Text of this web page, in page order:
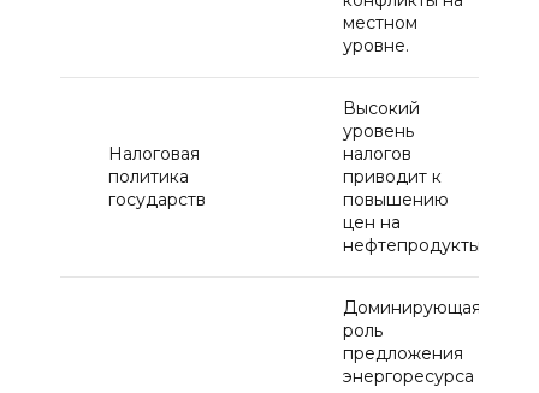
местном
уровне.
Налоговая
политика
государств
Высокий
уровень
налогов
приводит к
повышению
цен на
нефтепродукты
Доминирующая
роль
предложения
энергоресурса